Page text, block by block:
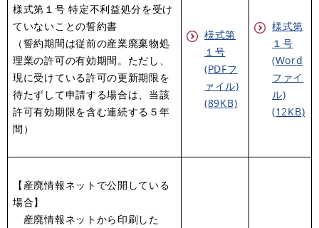
様式第１号 特定不利益処分を受け
ていないことの誓約書
（誓約期間は従前の産業廃棄物処
理業の許可の有効期間。ただし、
現に受けている許可の更新期限を
待たずして申請する場合は、当該
許可有効期限を含む連続する５年
間）
様式第
１号
(PDFフ
ァイル)
(89KB)
様式第
１号
(Word
ファイ
ル)
(12KB)
【産廃情報ネットで公開している
場合】
産廃情報ネットから印刷した